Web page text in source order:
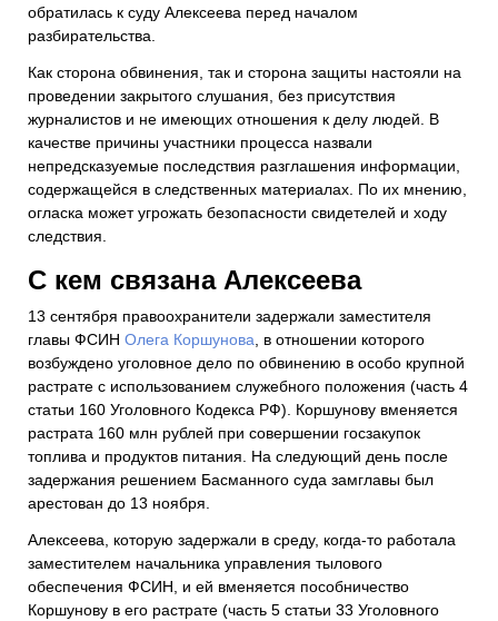
обратилась к суду Алексеева перед началом
разбирательства.
Как сторона обвинения, так и сторона защиты настояли на
проведении закрытого слушания, без присутствия
журналистов и не имеющих отношения к делу людей. В
качестве причины участники процесса назвали
непредсказуемые последствия разглашения информации,
содержащейся в следственных материалах. По их мнению,
огласка может угрожать безопасности свидетелей и ходу
следствия.
С кем связана Алексеева
13 сентября правоохранители задержали заместителя
главы ФСИН Олега Коршунова , в отношении которого
возбуждено уголовное дело по обвинению в особо крупной
растрате с использованием служебного положения (часть 4
статьи 160 Уголовного Кодекса РФ). Коршунову вменяется
растрата 160 млн рублей при совершении госзакупок
топлива и продуктов питания. На следующий день после
задержания решением Басманного суда замглавы был
арестован до 13 ноября.
Алексеева, которую задержали в среду, когда-то работала
заместителем начальника управления тылового
обеспечения ФСИН, и ей вменяется пособничество
Коршунову в его растрате (часть 5 статьи 33 Уголовного